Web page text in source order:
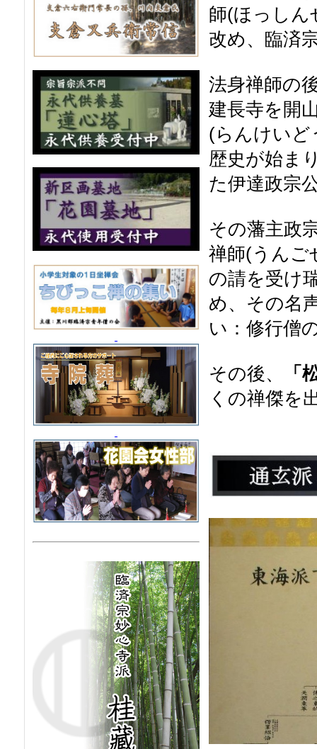
師(ほっしん
改め、臨済
法身禅師の
建長寺を開
(らんけいど
歴史が始ま
た伊達政宗
その藩主政
禅師(うんご
の請を受け
め、その名
い：修行僧
その後、
「
くの禅傑を